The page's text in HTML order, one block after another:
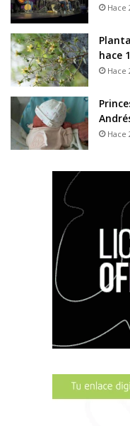
Hace
hace
Hace
Hace